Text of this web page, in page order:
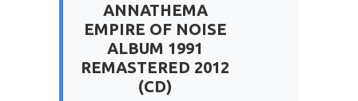
POEZIJA
POPULARNA PSIHOLOGIJA
ANNATHEMA
EMPIRE OF NOISE
ALBUM 1991
REMASTERED 2012
(CD)